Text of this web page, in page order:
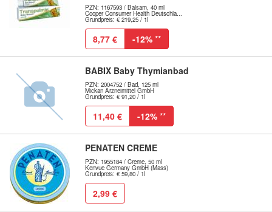
PZN: 1167593 / Balsam, 40 ml
Cooper Consumer Health Deutschla...
Grundpreis: € 219,25 / 1l
8,77 € -12% **
BABIX Baby Thymianbad
PZN: 2004752 / Bad, 125 ml
Mickan Arzneimittel GmbH
Grundpreis: € 91,20 / 1l
11,40 € -12% **
PENATEN CREME
PZN: 1955184 / Creme, 50 ml
Kenvue Germany GmbH (Mass)
Grundpreis: € 59,80 / 1l
2,99 €